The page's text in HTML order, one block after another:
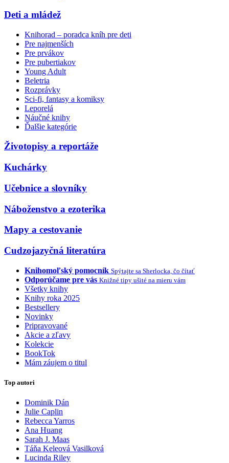
Deti a mládež
Knihorad – poradca kníh pre deti
Pre najmenších
Pre prvákov
Pre pubertiakov
Young Adult
Beletria
Rozprávky
Sci-fi, fantasy a komiksy
Leporelá
Náučné knihy
Ďalšie kategórie
Životopisy a reportáže
Kuchárky
Učebnice a slovníky
Náboženstvo a ezoterika
Mapy a cestovanie
Cudzojazyčná literatúra
Knihomoľský pomocník Spýtajte sa Sherlocka, čo čítať
Odporúčame pre vás Knižné tipy ušité na mieru vám
Všetky knihy
Knihy roka 2025
Bestsellery
Novinky
Pripravované
Akcie a zľavy
Kolekcie
BookTok
Mám záujem o titul
Top autori
Dominik Dán
Julie Caplin
Rebecca Yarros
Ana Huang
Sarah J. Maas
Táňa Keleová Vasilková
Lucinda Riley